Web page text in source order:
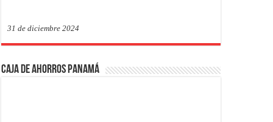
31 de diciembre 2024
Caja de Ahorros Panamá